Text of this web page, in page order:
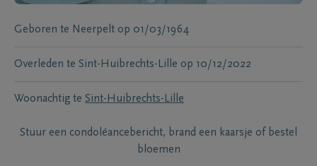
Geboren te Neerpelt op 01/03/1964
Overleden te Sint-Huibrechts-Lille op 10/12/2022
Woonachtig te Sint-Huibrechts-Lille
Stuur een condoléancebericht, brand een kaarsje of bestel
bloemen